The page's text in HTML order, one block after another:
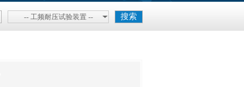
-- 工频耐压试验装置 --